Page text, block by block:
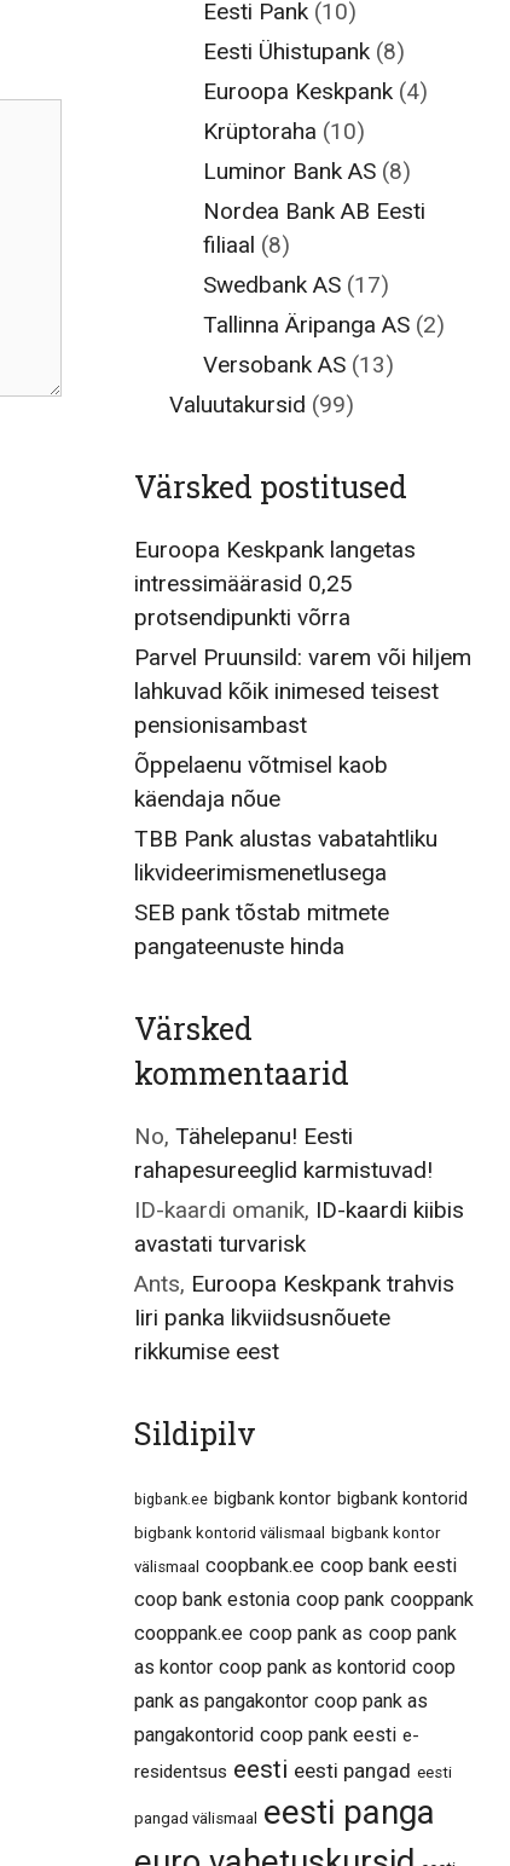
Eesti Pank (10)
Eesti Ühistupank (8)
Euroopa Keskpank (4)
Krüptoraha (10)
Luminor Bank AS (8)
Nordea Bank AB Eesti
filiaal (8)
Swedbank AS (17)
Tallinna Äripanga AS (2)
Versobank AS (13)
Valuutakursid (99)
Värsked postitused
Euroopa Keskpank langetas
intressimäärasid 0,25
protsendipunkti võrra
Parvel Pruunsild: varem või hiljem
lahkuvad kõik inimesed teisest
pensionisambast
Õppelaenu võtmisel kaob
käendaja nõue
TBB Pank alustas vabatahtliku
likvideerimismenetlusega
SEB pank tõstab mitmete
pangateenuste hinda
Värsked
kommentaarid
No, Tähelepanu! Eesti
rahapesureeglid karmistuvad!
ID-kaardi omanik, ID-kaardi kiibis
avastati turvarisk
Ants, Euroopa Keskpank trahvis
Iiri panka likviidsusnõuete
rikkumise eest
Sildipilv
bigbank.ee bigbank kontor bigbank kontorid
bigbank kontorid välismaal
bigbank kontor
välismaal coopbank.ee coop bank eesti
coop bank estonia coop pank cooppank
cooppank.ee coop pank as coop pank
as kontor coop pank as kontorid coop
pank as pangakontor coop pank as
pangakontorid coop pank eesti e-
residentsus eesti eesti pangad eesti
pangad välismaal eesti panga